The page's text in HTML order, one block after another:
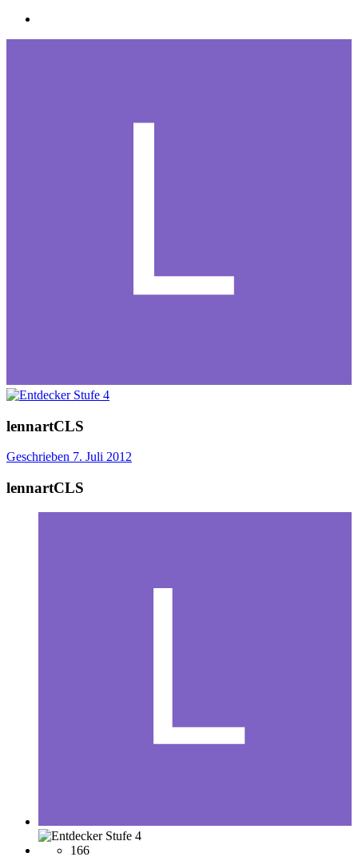
lennartCLS
Geschrieben 7. Juli 2012
lennartCLS
166